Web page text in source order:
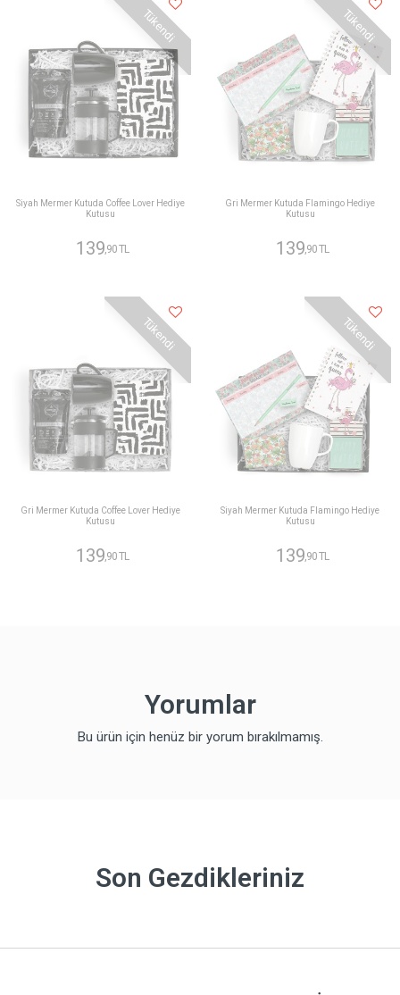
Tükendi
Siyah Mermer Kutuda Coffee Lover Hediye
Kutusu
139,90 TL
Tükendi
Gri Mermer Kutuda Flamingo Hediye
Kutusu
139,90 TL
Tükendi
Gri Mermer Kutuda Coffee Lover Hediye
Kutusu
139,90 TL
Tükendi
Siyah Mermer Kutuda Flamingo Hediye
Kutusu
139,90 TL
Yorumlar
Bu ürün için henüz bir yorum bırakılmamış.
Son Gezdikleriniz